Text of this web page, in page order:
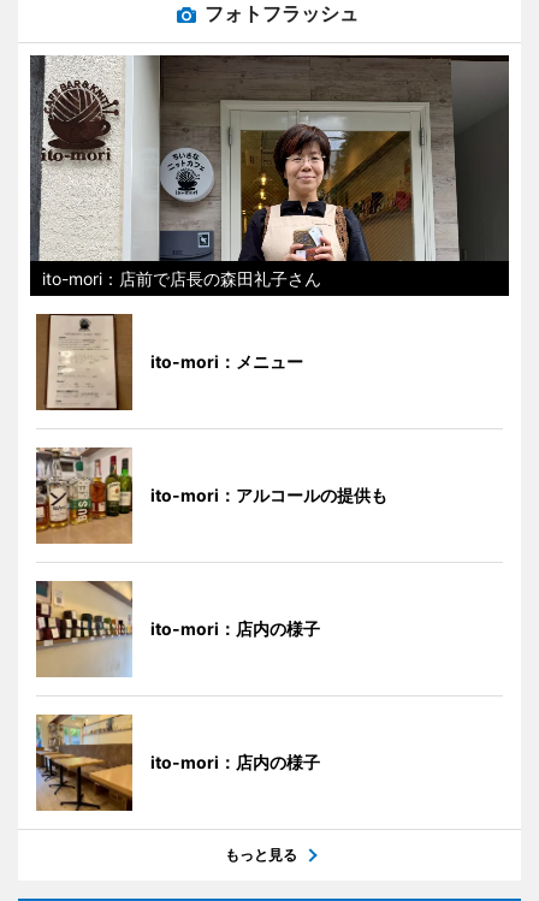
フォトフラッシュ
ito-mori：店前で店長の森田礼子さん
ito-mori：メニュー
ito-mori：アルコールの提供も
ito-mori：店内の様子
ito-mori：店内の様子
もっと見る